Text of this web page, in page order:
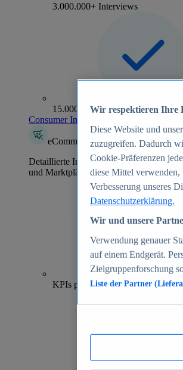
3.000.000+ Interviews
15.000+ Marken
Consumer Insights entdecken
eCommerce Insights
Detaillierte Informationen zu mehr als
und Marktplätzen
KPIs pro Shop
Wir respektieren Ihre
Diese Website und
zuzugreifen. Dadurch
Cookie-Präferenzen
diese Mittel
Verbesserung unseres
Datenschutzerklärung.
Wir und unsere
Verwendung genauer
auf einem Endgerät.
Zielgruppenforschung
Liste der Partner